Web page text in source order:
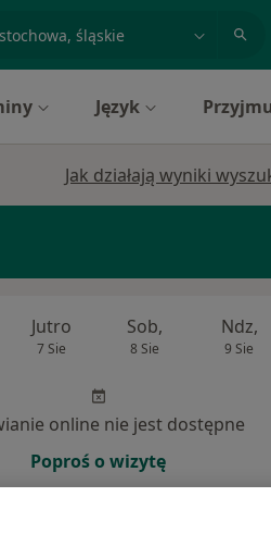
lub dzielnica
Język
Jak działają wyniki
Jutro
7 Sie
Sob,
8 Sie
Ndz,
9 Sie
online nie jest dostępne
Poproś o wizytę